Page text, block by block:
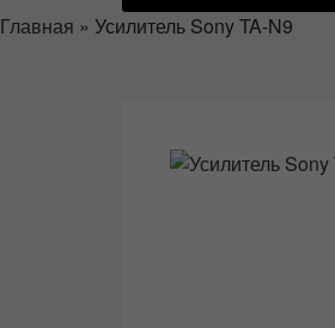
Главная » Усилитель Sony TA-N9